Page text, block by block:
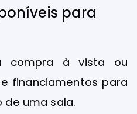
para
compra à vista ou
financiamentos para
uma sala.